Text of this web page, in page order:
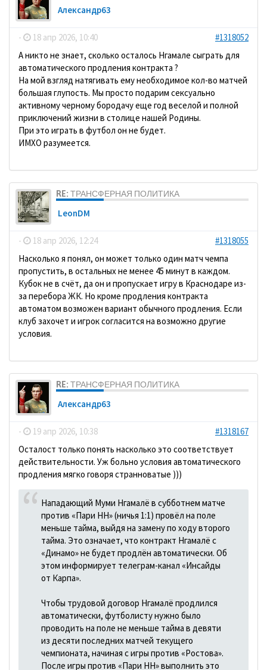
Александр63
- 18 апр 2026, 10:40
#1318052
А никто не знает, сколько осталось Нгамале сыграть для
автоматического продления контракта ?
На мой взгляд натягивать ему необходимое кол-во матчей
большая глупость. Мы просто подарим сексуально
активному черному бородачу еще год веселой и полной
приключений жизни в столице нашей Родины.
При это играть в футбол он не будет.
ИМХО разумеется.
RE: ТРАНСФЕРНАЯ ПОЛИТИКА
LeonDM
- 18 апр 2026, 12:24
#1318055
Насколько я понял, он может только один матч чемпа
пропустить, в остальных не менее 45 минут в каждом.
Кубок не в счёт, да он и пропускает игру в Краснодаре из-
за перебора ЖК. Но кроме продления контракта
автоматом возможен вариант обычного продления. Если
клуб захочет и игрок согласится на возможно другие
условия.
RE: ТРАНСФЕРНАЯ ПОЛИТИКА
Александр63
- 19 апр 2026, 10:38
#1318167
Осталост только понять насколько это соответствует
действительности. Уж больно условия автоматического
продления мягко говоря странноватые )))
Нападающий Муми Нгамалё в субботнем матче
против «Пари НН» (ничья 1:1) провёл на поле
меньше тайма, выйдя на замену по ходу второго
тайма. Это означает, что контракт Нгамалё с
«Динамо» не будет продлён автоматически. Об
этом информирует телеграм-канал «Инсайды
от Карпа».
Чтобы трудовой договор Нгамалё продлился
автоматически, футболисту нужно было
проводить на поле не меньше тайма в девяти
из десяти последних матчей текущего
чемпионата, начиная с игры против «Ростова».
После игры против «Пари НН» выполнить это